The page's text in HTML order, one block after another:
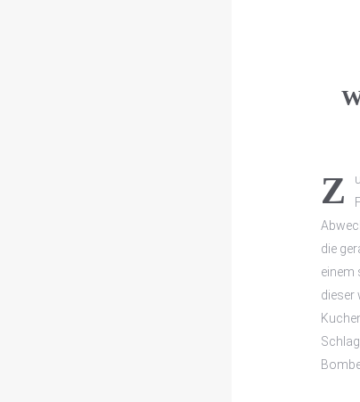
die
einem
dieser